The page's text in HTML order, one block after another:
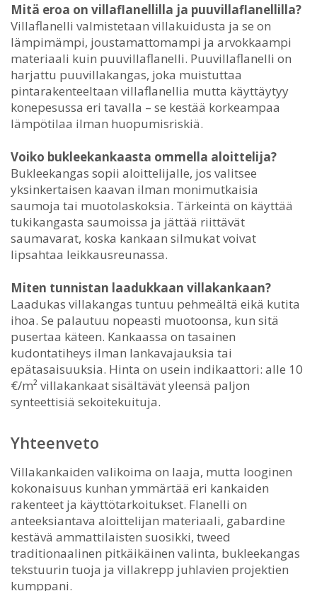
Mitä eroa on villaflanellilla ja puuvillaflanellilla?
Villaflanelli valmistetaan villakuidusta ja se on
lämpimämpi, joustamattomampi ja arvokkaampi
materiaali kuin puuvillaflanelli. Puuvillaflanelli on
harjattu puuvillakangas, joka muistuttaa
pintarakenteeltaan villaflanellia mutta käyttäytyy
konepesussa eri tavalla – se kestää korkeampaa
lämpötilaa ilman huopumisriskiä.
Voiko bukleekankaasta ommella aloittelija?
Bukleekangas sopii aloittelijalle, jos valitsee
yksinkertaisen kaavan ilman monimutkaisia
saumoja tai muotolaskoksia. Tärkeintä on käyttää
tukikangasta saumoissa ja jättää riittävät
saumavarat, koska kankaan silmukat voivat
lipsahtaa leikkausreunassa.
Miten tunnistan laadukkaan villakankaan?
Laadukas villakangas tuntuu pehmeältä eikä kutita
ihoa. Se palautuu nopeasti muotoonsa, kun sitä
pusertaa käteen. Kankaassa on tasainen
kudontatiheys ilman lankavajauksia tai
epätasaisuuksia. Hinta on usein indikaattori: alle 10
€/m² villakankaat sisältävät yleensä paljon
synteettisiä sekoitekuituja.
Yhteenveto
Villakankaiden valikoima on laaja, mutta looginen
kokonaisuus kunhan ymmärtää eri kankaiden
rakenteet ja käyttötarkoitukset. Flanelli on
anteeksiantava aloittelijan materiaali, gabardine
kestävä ammattilaisten suosikki, tweed
traditionaalinen pitkäikäinen valinta, bukleekangas
tekstuurin tuoja ja villakrepp juhlavien projektien
kumppani.